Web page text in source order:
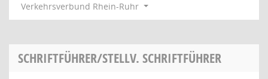
Verkehrsverbund Rhein-Ruhr
SCHRIFTFÜHRER/STELLV. SCHRIFTFÜHRER